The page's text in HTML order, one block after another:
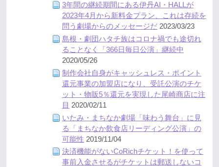
3年間の継続期間にある伊丹AI・HALLが
2023年4月から新料金プラン、これは存続を
問う劇場からのメッセージだ2023/03/23
島根・劇団ハタチ族はコロナ禍でも途切れ
ることなく「366日毎日公演」継続中
2020/05/26
制作会社自身がキャッシュレス・ポイント
還元事業の加盟店になり、受託公演のチケ
ット・物販5％還元を実現した尾崎商店に注
目 2020/02/11
いたみ・まちなか劇場「味わう舞台」に見
る「まちなか飲食店リーディング公演」の
可能性 2019/11/04
決済機能がないCoRichチケット！を使って
事前入金させるがチケットは郵送しないコ